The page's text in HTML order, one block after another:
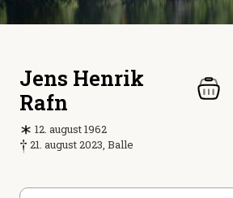
Jens Henrik
Rafn
12. august 1962
21. august 2023, Balle